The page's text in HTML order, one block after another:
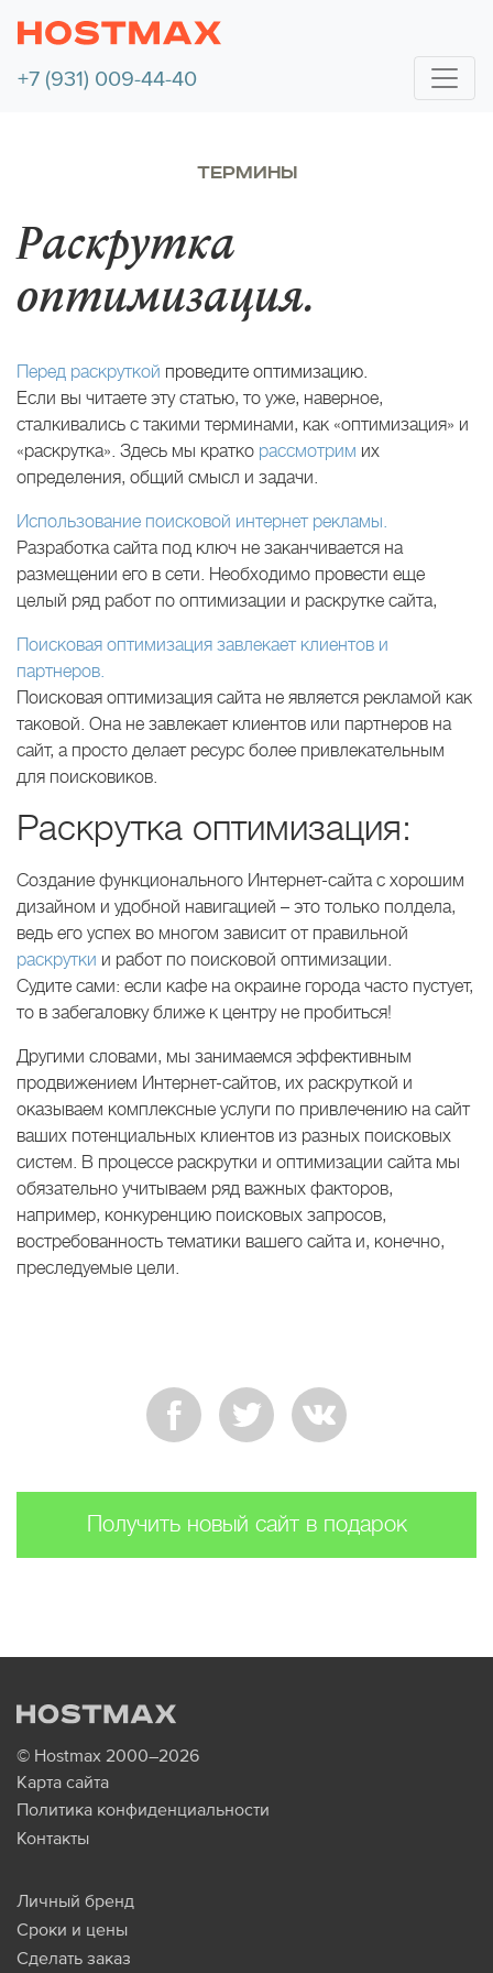
+7 (931) 009-44-40
ТЕРМИНЫ
Раскрутка
оптимизация.
Перед раскруткой проведите оптимизацию.
Если вы читаете эту статью, то уже, наверное,
сталкивались с такими терминами, как «оптимизация» и
«раскрутка». Здесь мы кратко рассмотрим их
определения, общий смысл и задачи.
Использование поисковой интернет рекламы.
Разработка сайта под ключ не заканчивается на
размещении его в сети. Необходимо провести еще
целый ряд работ по оптимизации и раскрутке сайта,
Поисковая оптимизация завлекает клиентов и
партнеров.
Поисковая оптимизация сайта не является рекламой как
таковой. Она не завлекает клиентов или партнеров на
сайт, а просто делает ресурс более привлекательным
для поисковиков.
Раскрутка оптимизация:
Создание функционального Интернет-сайта с хорошим
дизайном и удобной навигацией – это только полдела,
ведь его успех во многом зависит от правильной
раскрутки и работ по поисковой оптимизации.
Судите сами: если кафе на окраине города часто пустует,
то в забегаловку ближе к центру не пробиться!
Другими словами, мы занимаемся эффективным
продвижением Интернет-сайтов, их раскруткой и
оказываем комплексные услуги по привлечению на сайт
ваших потенциальных клиентов из разных поисковых
систем. В процессе раскрутки и оптимизации сайта мы
обязательно учитываем ряд важных факторов,
например, конкуренцию поисковых запросов,
востребованность тематики вашего сайта и, конечно,
преследуемые цели.
Получить новый сайт в подарок
© Hostmax 2000–2026
Карта сайта
Политика конфиденциальности
Контакты
Личный бренд
Сроки и цены
Сделать заказ